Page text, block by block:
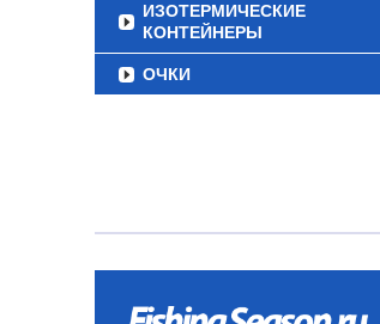
ИЗОТЕРМИЧЕСКИЕ
КОНТЕЙНЕРЫ
ОЧКИ